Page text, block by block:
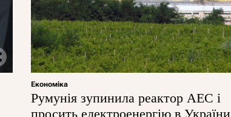
Економіка
Румунія зупинила реактор АЕС і
просить електроенергію в України